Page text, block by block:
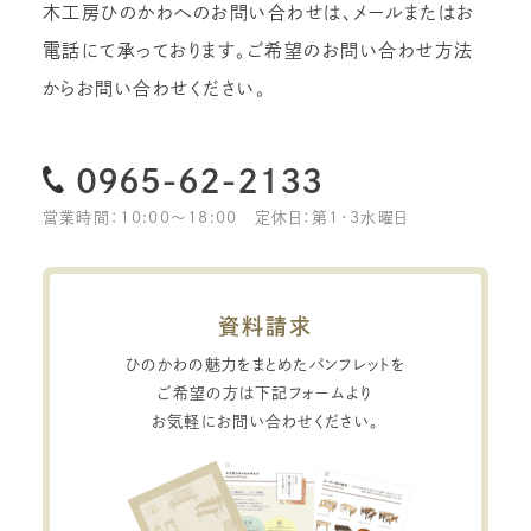
木工房ひのかわへのお問い合わせは、メールまたはお
電話にて承っております。 ご希望のお問い合わせ方法
からお問い合わせください。
0965-62-2133
営業時間：10:00〜18:00 定休日：第1・3水曜日
資料請求
ひのかわの魅力をまとめたパンフレットを
ご希望の方は下記フォームより
お気軽にお問い合わせください。